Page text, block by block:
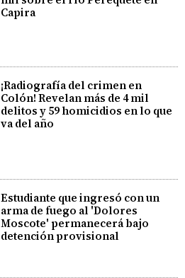
Capira
¡Radiografía del crimen en
Colón! Revelan más de 4 mil
delitos y 59 homicidios en lo que
va del año
Estudiante que ingresó con un
arma de fuego al 'Dolores
Moscote' permanecerá bajo
detención provisional